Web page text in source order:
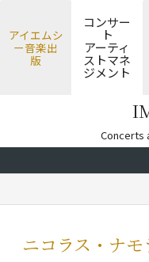
アイエムシ
ー音楽出
版
コンサー
ト
アーティ
ストマネ
ジメント
Concerts
ニコラス・ナ